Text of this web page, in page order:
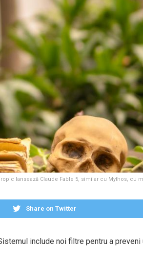
lansează Claude Fable 5, similar cu Mythos, cu
Share on Twitter
include noi filtre pentru a